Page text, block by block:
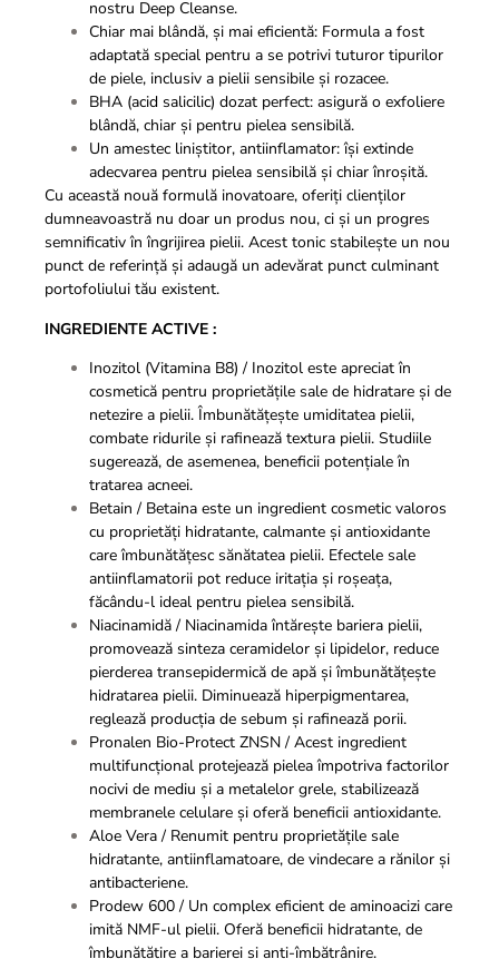
nostru Deep Cleanse.
Chiar mai blândă, și mai eficientă: Formula a fost
adaptată special pentru a se potrivi tuturor tipurilor
de piele, inclusiv a pielii sensibile și rozacee.
BHA (acid salicilic) dozat perfect: asigură o exfoliere
blândă, chiar și pentru pielea sensibilă.
Un amestec liniștitor, antiinflamator: își extinde
adecvarea pentru pielea sensibilă și chiar înroșită.
Cu această nouă formulă inovatoare, oferiți clienților
dumneavoastră nu doar un produs nou, ci și un progres
semnificativ în îngrijirea pielii. Acest tonic stabilește un nou
punct de referință și adaugă un adevărat punct culminant
portofoliului tău existent.
INGREDIENTE ACTIVE :
Inozitol (Vitamina B8) / Inozitol este apreciat în
cosmetică pentru proprietățile sale de hidratare și de
netezire a pielii. Îmbunătățește umiditatea pielii,
combate ridurile și rafinează textura pielii. Studiile
sugerează, de asemenea, beneficii potențiale în
tratarea acneei.
Betain / Betaina este un ingredient cosmetic valoros
cu proprietăți hidratante, calmante și antioxidante
care îmbunătățesc sănătatea pielii. Efectele sale
antiinflamatorii pot reduce iritația și roșeața,
făcându-l ideal pentru pielea sensibilă.
Niacinamidă / Niacinamida întărește bariera pielii,
promovează sinteza ceramidelor și lipidelor, reduce
pierderea transepidermică de apă și îmbunătățește
hidratarea pielii. Diminuează hiperpigmentarea,
reglează producția de sebum și rafinează porii.
Pronalen Bio-Protect ZNSN / Acest ingredient
multifuncțional protejează pielea împotriva factorilor
nocivi de mediu și a metalelor grele, stabilizează
membranele celulare și oferă beneficii antioxidante.
Aloe Vera / Renumit pentru proprietățile sale
hidratante, antiinflamatoare, de vindecare a rănilor și
antibacteriene.
Prodew 600 / Un complex eficient de aminoacizi care
imită NMF-ul pielii. Oferă beneficii hidratante, de
îmbunătățire a barierei și anti-îmbătrânire.